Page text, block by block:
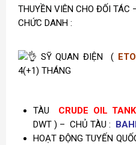
THUYỀN VIÊN CHO ĐỐI TÁC
CHỨC DANH :
SỸ QUAN ĐIỆN ( ETO
4(+1) THÁNG
TÀU CRUDE OIL
DWT ) – CHỦ TÀU :
HOẠT ĐỘNG TUYẾN